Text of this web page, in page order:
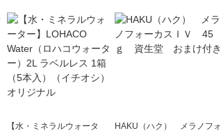
【水・ミネラルウォータ
HAKU（ハク） メラノフォ